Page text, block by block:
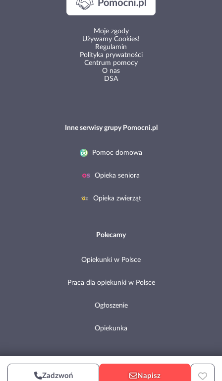
Napisz
Zadzwoń
Moje zgody
Używamy Cookies!
Regulamin
Polityka prywatności
Centrum pomocy
O nas
DSA
Inne serwisy grupy Pomocni.pl
Pomoc domowa
Opieka seniora
Opieka zwierząt
Polecamy
Opiekunki w Polsce
Praca dla opiekunki w Polsce
Ogłoszenie
Opiekunka
Copyright © 2002-2026 Pomocni.pl